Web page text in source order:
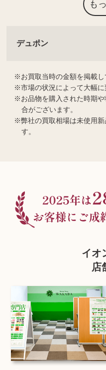
も
デュポン
お買取当時の金額を掲載し
市場の状況によって大幅に
お品物を購入された時期
合がございます。
弊社の買取相場は未使用
す。
イオ
店